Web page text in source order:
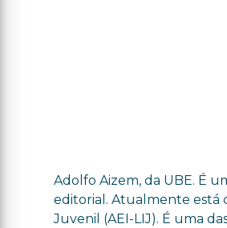
Adolfo Aizem, da UBE. É
editorial. Atualmente está
Juvenil (AEI-LIJ). É uma